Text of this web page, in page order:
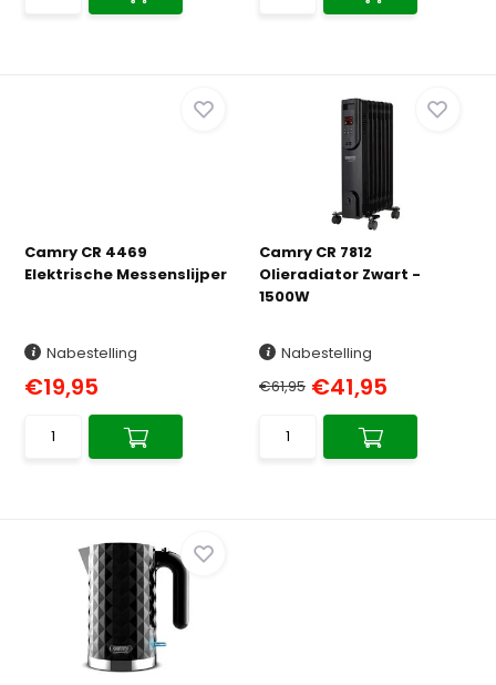
Camry CR 4469
Elektrische Messenslijper
Nabestelling
€19,95
Camry CR 7812
Olieradiator Zwart -
1500W
Nabestelling
€61,95 €41,95